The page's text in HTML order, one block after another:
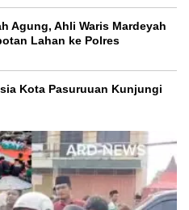
Agung, Ahli Waris Mardeyah
Lahan ke Polres
Kota Pasuruuan Kunjungi